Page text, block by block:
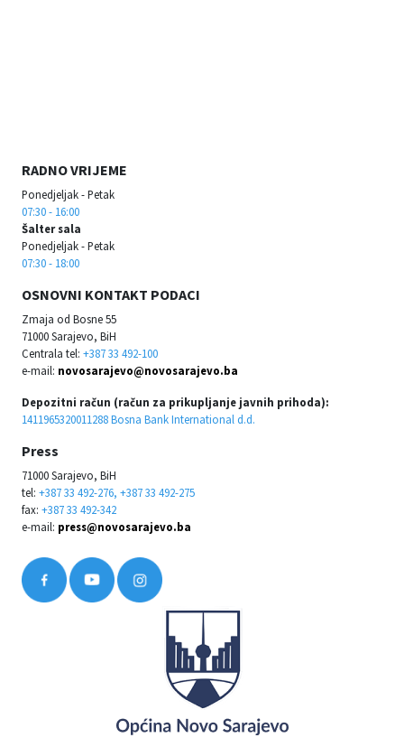
RADNO VRIJEME
Ponedjeljak - Petak
07:30 - 16:00
Šalter sala
Ponedjeljak - Petak
07:30 - 18:00
OSNOVNI KONTAKT PODACI
Zmaja od Bosne 55
71000 Sarajevo, BiH
Centrala tel: +387 33 492-100
e-mail: novosarajevo@novosarajevo.ba
Depozitni račun (račun za prikupljanje javnih prihoda):
1411965320011288 Bosna Bank International d.d.
Press
71000 Sarajevo, BiH
tel: +387 33 492-276, +387 33 492-275
fax: +387 33 492-342
e-mail: press@novosarajevo.ba